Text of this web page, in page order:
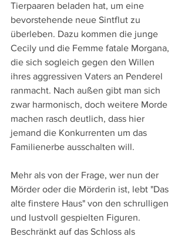
Tierpaaren beladen hat, um eine
bevorstehende neue Sintflut zu
überleben. Dazu kommen die junge
Cecily und die Femme fatale Morgana,
die sich sogleich gegen den Willen
ihres aggressiven Vaters an Penderel
ranmacht. Nach außen gibt man sich
zwar harmonisch, doch weitere Morde
machen rasch deutlich, dass hier
jemand die Konkurrenten um das
Familienerbe ausschalten will.
Mehr als von der Frage, wer nun der
Mörder oder die Mörderin ist, lebt "Das
alte finstere Haus" von den schrulligen
und lustvoll gespielten Figuren.
Beschränkt auf das Schloss als